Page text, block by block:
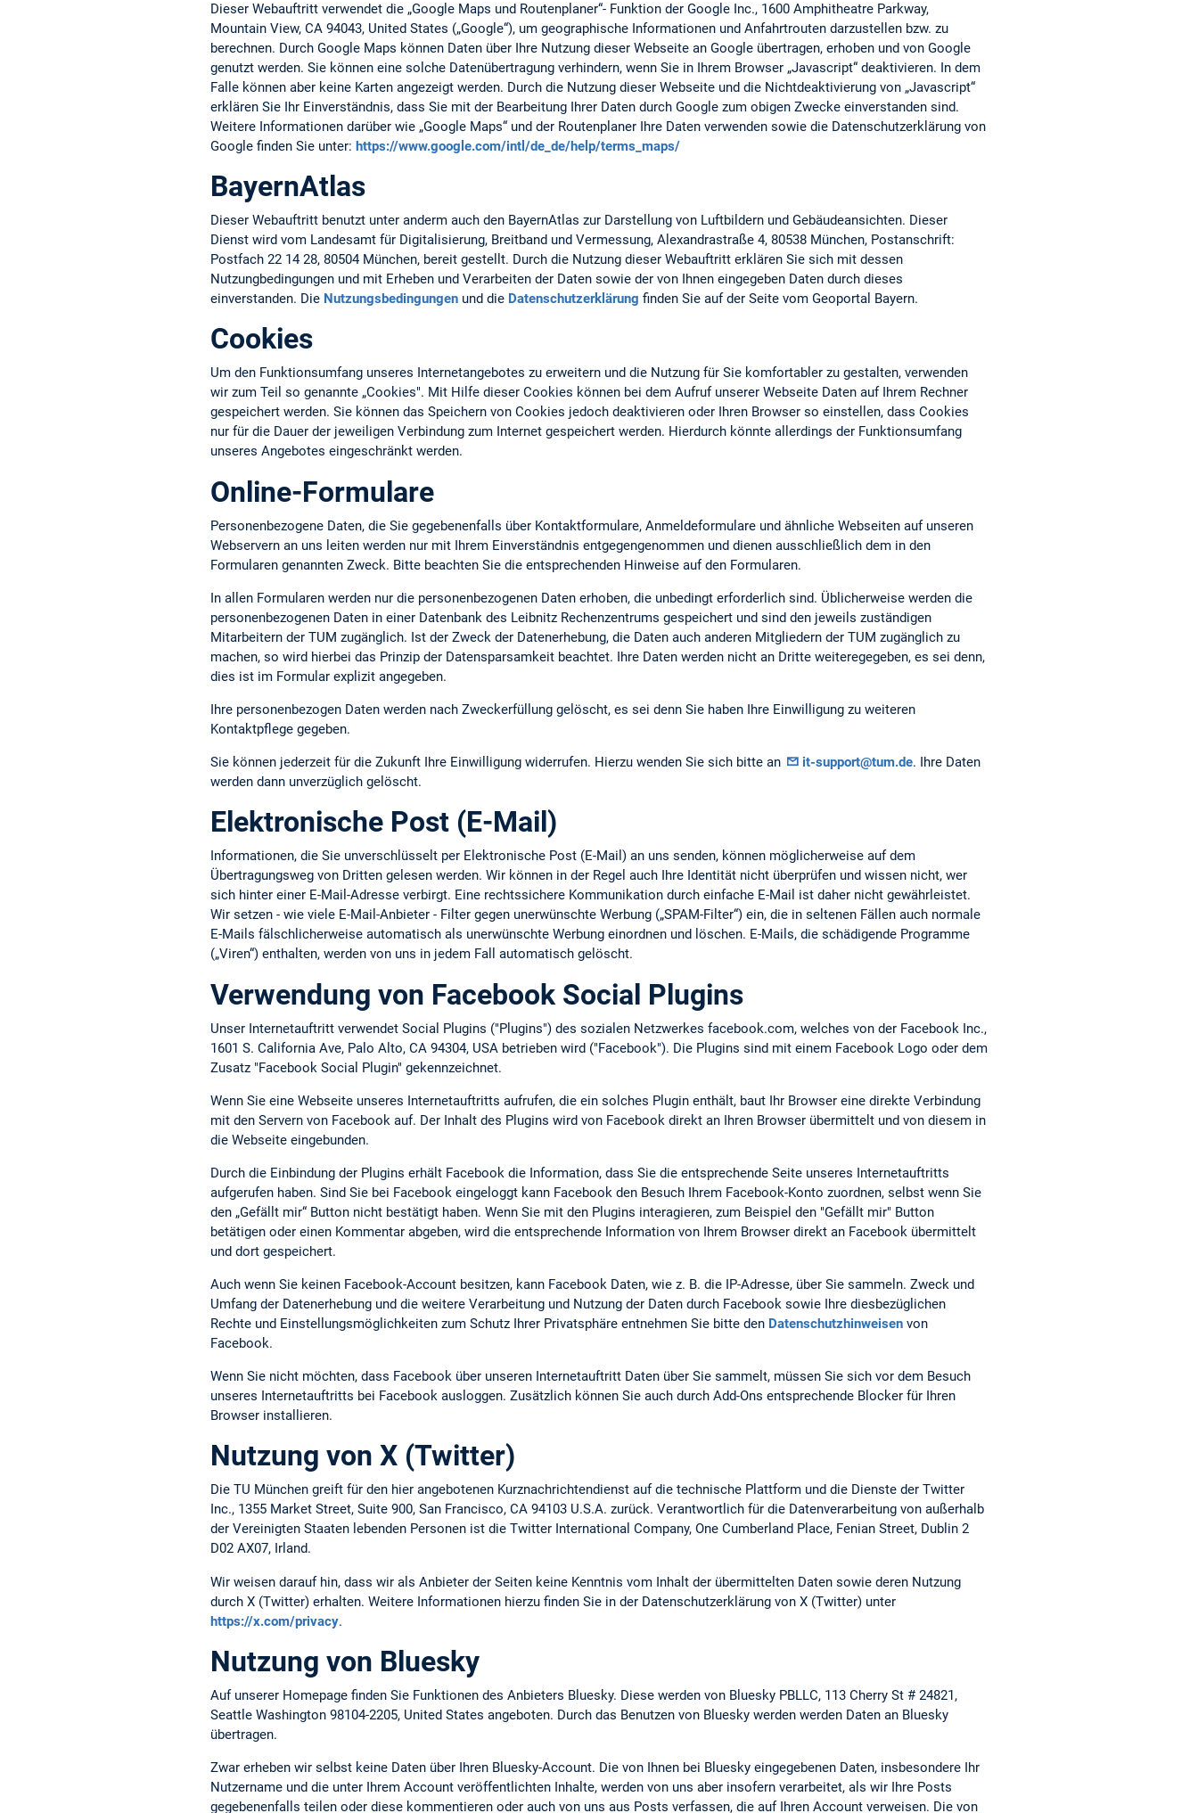
Dieser Webauftritt verwendet die „Google Maps und Routenplaner“- Funktion der Google Inc., 1600 Amphitheatre Parkway,
Mountain View, CA 94043, United States („Google“), um geographische Informationen und Anfahrtrouten darzustellen bzw. zu
berechnen. Durch Google Maps können Daten über Ihre Nutzung dieser Webseite an Google übertragen, erhoben und von Google
genutzt werden. Sie können eine solche Datenübertragung verhindern, wenn Sie in Ihrem Browser „Javascript“ deaktivieren. In dem
Falle können aber keine Karten angezeigt werden. Durch die Nutzung dieser Webseite und die Nichtdeaktivierung von „Javascript“
erklären Sie Ihr Einverständnis, dass Sie mit der Bearbeitung Ihrer Daten durch Google zum obigen Zwecke einverstanden sind.
Weitere Informationen darüber wie „Google Maps“ und der Routenplaner Ihre Daten verwenden sowie die Datenschutzerklärung von
Google finden Sie unter: https://www.google.com/intl/de_de/help/terms_maps/
BayernAtlas
Dieser Webauftritt benutzt unter anderm auch den BayernAtlas zur Darstellung von Luftbildern und Gebäudeansichten. Dieser
Dienst wird vom Landesamt für Digitalisierung, Breitband und Vermessung, Alexandrastraße 4, 80538 München, Postanschrift:
Postfach 22 14 28, 80504 München, bereit gestellt. Durch die Nutzung dieser Webauftritt erklären Sie sich mit dessen
Nutzungbedingungen und mit Erheben und Verarbeiten der Daten sowie der von Ihnen eingegeben Daten durch dieses
einverstanden. Die Nutzungsbedingungen und die Datenschutzerklärung finden Sie auf der Seite vom Geoportal Bayern.
Cookies
Um den Funktionsumfang unseres Internetangebotes zu erweitern und die Nutzung für Sie komfortabler zu gestalten, verwenden
wir zum Teil so genannte „Cookies". Mit Hilfe dieser Cookies können bei dem Aufruf unserer Webseite Daten auf Ihrem Rechner
gespeichert werden. Sie können das Speichern von Cookies jedoch deaktivieren oder Ihren Browser so einstellen, dass Cookies
nur für die Dauer der jeweiligen Verbindung zum Internet gespeichert werden. Hierdurch könnte allerdings der Funktionsumfang
unseres Angebotes eingeschränkt werden.
Online-Formulare
Personenbezogene Daten, die Sie gegebenenfalls über Kontaktformulare, Anmeldeformulare und ähnliche Webseiten auf unseren
Webservern an uns leiten werden nur mit Ihrem Einverständnis entgegengenommen und dienen ausschließlich dem in den
Formularen genannten Zweck. Bitte beachten Sie die entsprechenden Hinweise auf den Formularen.
In allen Formularen werden nur die personenbezogenen Daten erhoben, die unbedingt erforderlich sind. Üblicherweise werden die
personenbezogenen Daten in einer Datenbank des Leibnitz Rechenzentrums gespeichert und sind den jeweils zuständigen
Mitarbeitern der TUM zugänglich. Ist der Zweck der Datenerhebung, die Daten auch anderen Mitgliedern der TUM zugänglich zu
machen, so wird hierbei das Prinzip der Datensparsamkeit beachtet. Ihre Daten werden nicht an Dritte weiteregegeben, es sei denn,
dies ist im Formular explizit angegeben.
Ihre personenbezogen Daten werden nach Zweckerfüllung gelöscht, es sei denn Sie haben Ihre Einwilligung zu weiteren
Kontaktpflege gegeben.
Sie können jederzeit für die Zukunft Ihre Einwilligung widerrufen. Hierzu wenden Sie sich bitte an it-support@tum.de. Ihre Daten
werden dann unverzüglich gelöscht.
Elektronische Post (E-Mail)
Informationen, die Sie unverschlüsselt per Elektronische Post (E-Mail) an uns senden, können möglicherweise auf dem
Übertragungsweg von Dritten gelesen werden. Wir können in der Regel auch Ihre Identität nicht überprüfen und wissen nicht, wer
sich hinter einer E-Mail-Adresse verbirgt. Eine rechtssichere Kommunikation durch einfache E-Mail ist daher nicht gewährleistet.
Wir setzen - wie viele E-Mail-Anbieter - Filter gegen unerwünschte Werbung („SPAM-Filter“) ein, die in seltenen Fällen auch normale
E-Mails fälschlicherweise automatisch als unerwünschte Werbung einordnen und löschen. E-Mails, die schädigende Programme
(„Viren“) enthalten, werden von uns in jedem Fall automatisch gelöscht.
Verwendung von Facebook Social Plugins
Unser Internetauftritt verwendet Social Plugins ("Plugins") des sozialen Netzwerkes facebook.com, welches von der Facebook Inc.,
1601 S. California Ave, Palo Alto, CA 94304, USA betrieben wird ("Facebook"). Die Plugins sind mit einem Facebook Logo oder dem
Zusatz "Facebook Social Plugin" gekennzeichnet.
Wenn Sie eine Webseite unseres Internetauftritts aufrufen, die ein solches Plugin enthält, baut Ihr Browser eine direkte Verbindung
mit den Servern von Facebook auf. Der Inhalt des Plugins wird von Facebook direkt an Ihren Browser übermittelt und von diesem in
die Webseite eingebunden.
Durch die Einbindung der Plugins erhält Facebook die Information, dass Sie die entsprechende Seite unseres Internetauftritts
aufgerufen haben. Sind Sie bei Facebook eingeloggt kann Facebook den Besuch Ihrem Facebook-Konto zuordnen, selbst wenn Sie
den „Gefällt mir“ Button nicht bestätigt haben. Wenn Sie mit den Plugins interagieren, zum Beispiel den "Gefällt mir" Button
betätigen oder einen Kommentar abgeben, wird die entsprechende Information von Ihrem Browser direkt an Facebook übermittelt
und dort gespeichert.
Auch wenn Sie keinen Facebook-Account besitzen, kann Facebook Daten, wie z. B. die IP-Adresse, über Sie sammeln. Zweck und
Umfang der Datenerhebung und die weitere Verarbeitung und Nutzung der Daten durch Facebook sowie Ihre diesbezüglichen
Rechte und Einstellungsmöglichkeiten zum Schutz Ihrer Privatsphäre entnehmen Sie bitte den Datenschutzhinweisen von
Facebook.
Wenn Sie nicht möchten, dass Facebook über unseren Internetauftritt Daten über Sie sammelt, müssen Sie sich vor dem Besuch
unseres Internetauftritts bei Facebook ausloggen. Zusätzlich können Sie auch durch Add-Ons entsprechende Blocker für Ihren
Browser installieren.
Nutzung von X (Twitter)
Die TU München greift für den hier angebotenen Kurznachrichtendienst auf die technische Plattform und die Dienste der Twitter
Inc., 1355 Market Street, Suite 900, San Francisco, CA 94103 U.S.A. zurück. Verantwortlich für die Datenverarbeitung von außerhalb
der Vereinigten Staaten lebenden Personen ist die Twitter International Company, One Cumberland Place, Fenian Street, Dublin 2
D02 AX07, Irland.
Wir weisen darauf hin, dass wir als Anbieter der Seiten keine Kenntnis vom Inhalt der übermittelten Daten sowie deren Nutzung
durch X (Twitter) erhalten. Weitere Informationen hierzu finden Sie in der Datenschutzerklärung von X (Twitter) unter
https://x.com/privacy.
Nutzung von Bluesky
Auf unserer Homepage finden Sie Funktionen des Anbieters Bluesky. Diese werden von Bluesky PBLLC, 113 Cherry St # 24821,
Seattle Washington 98104-2205, United States angeboten. Durch das Benutzen von Bluesky werden werden Daten an Bluesky
übertragen.
Zwar erheben wir selbst keine Daten über Ihren Bluesky-Account. Die von Ihnen bei Bluesky eingegebenen Daten, insbesondere Ihr
Nutzername und die unter Ihrem Account veröffentlichten Inhalte, werden von uns aber insofern verarbeitet, als wir Ihre Posts
gegebenenfalls teilen oder diese kommentieren oder auch von uns aus Posts verfassen, die auf Ihren Account verweisen. Die von